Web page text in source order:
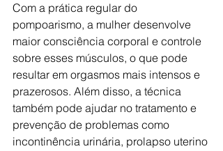
Com a prática regular do
pompoarismo, a mulher desenvolve
maior consciência corporal e controle
sobre esses músculos, o que pode
resultar em orgasmos mais intensos e
prazerosos. Além disso, a técnica
também pode ajudar no tratamento e
prevenção de problemas como
incontinência urinária, prolapso uterino